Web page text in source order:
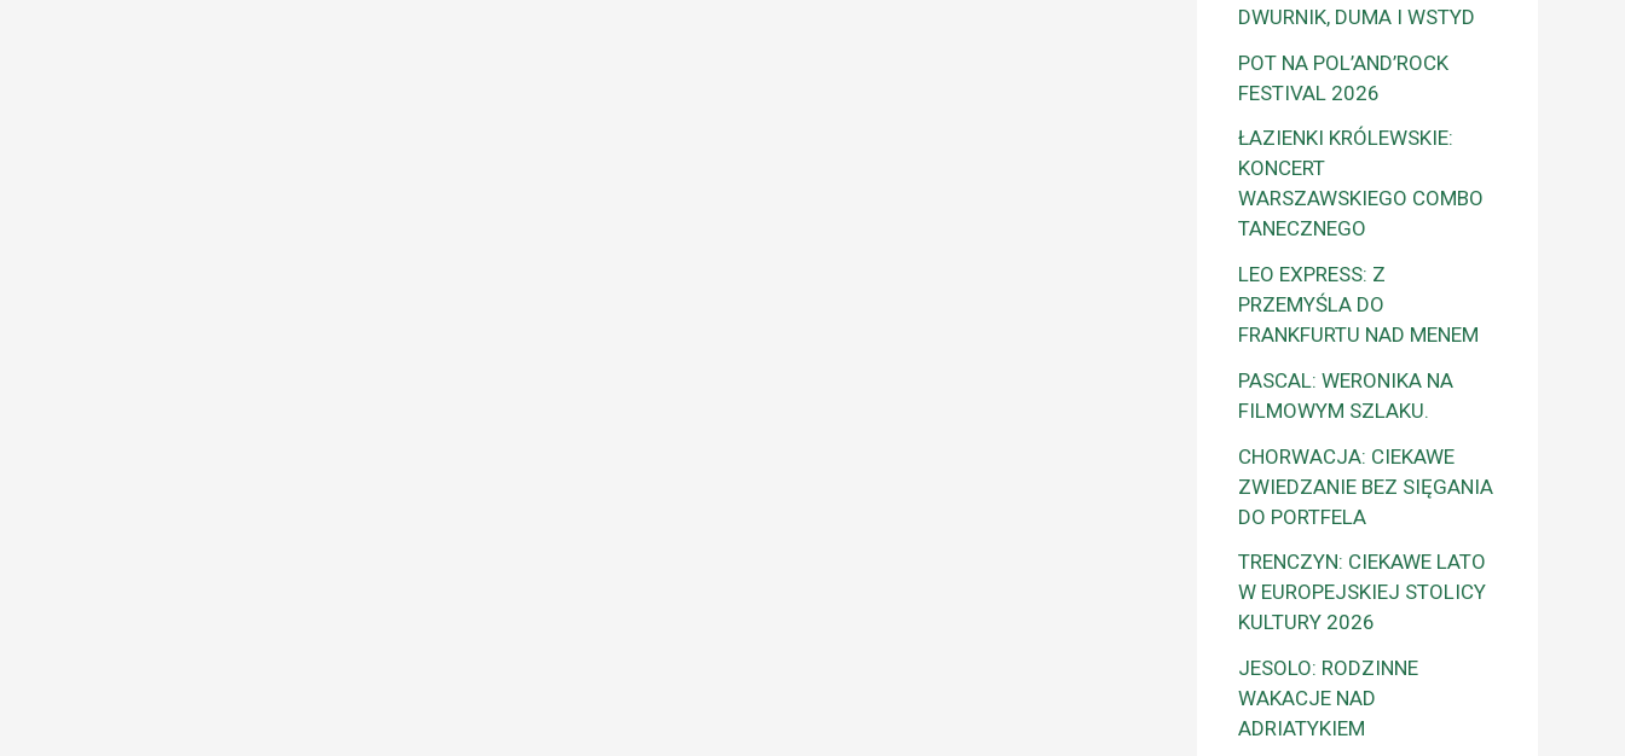
DWURNIK, DUMA I WSTYD
POT NA POL’AND’ROCK
FESTIVAL 2026
ŁAZIENKI KRÓLEWSKIE:
KONCERT
WARSZAWSKIEGO COMBO
TANECZNEGO
LEO EXPRESS: Z
PRZEMYŚLA DO
FRANKFURTU NAD MENEM
PASCAL: WERONIKA NA
FILMOWYM SZLAKU.
CHORWACJA: CIEKAWE
ZWIEDZANIE BEZ SIĘGANIA
DO PORTFELA
TRENCZYN: CIEKAWE LATO
W EUROPEJSKIEJ STOLICY
KULTURY 2026
JESOLO: RODZINNE
WAKACJE NAD
ADRIATYKIEM